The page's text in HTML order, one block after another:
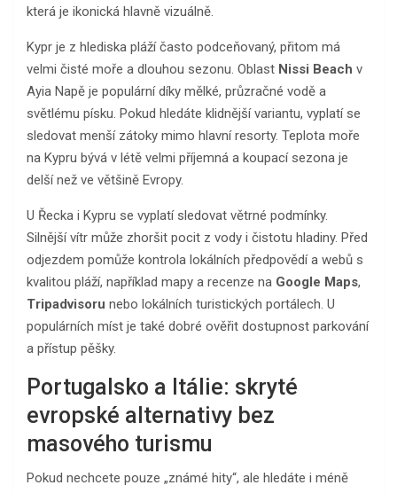
která je ikonická hlavně vizuálně.
Kypr je z hlediska pláží často podceňovaný, přitom má
velmi čisté moře a dlouhou sezonu. Oblast Nissi Beach v
Ayia Napě je populární díky mělké, průzračné vodě a
světlému písku. Pokud hledáte klidnější variantu, vyplatí se
sledovat menší zátoky mimo hlavní resorty. Teplota moře
na Kypru bývá v létě velmi příjemná a koupací sezona je
delší než ve většině Evropy.
U Řecka i Kypru se vyplatí sledovat větrné podmínky.
Silnější vítr může zhoršit pocit z vody i čistotu hladiny. Před
odjezdem pomůže kontrola lokálních předpovědí a webů s
kvalitou pláží, například mapy a recenze na Google Maps,
Tripadvisoru nebo lokálních turistických portálech. U
populárních míst je také dobré ověřit dostupnost parkování
a přístup pěšky.
Portugalsko a Itálie: skryté
evropské alternativy bez
masového turismu
Pokud nechcete pouze „známé hity“, ale hledáte i méně